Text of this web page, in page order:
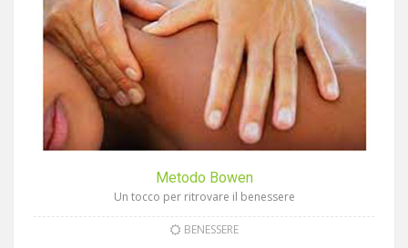
Metodo Bowen
Un tocco per ritrovare il benessere
BENESSERE